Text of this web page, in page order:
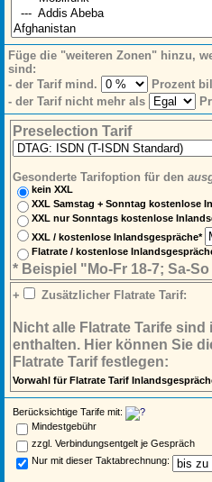
Füge die "weiteren Zonen" hinzu,
sind:
- der Tarif mind.
Prozent
- der Tarif nicht mehr als
Preselection Tarif
Gesonderte Tarifoption für den
kein XXL
XXL Samstag + Sonntag kostenlose
XXL nur Sonntags kostenlose
XXL / kostenlose Inlandsgespräche*
Flatrate / kostenlose
* Beispiel "Mo-Fr 18-7; Sa-
+ Zusätzlicher Flatrate Tarif:
Nicht alle Flatrate Tarife
enthalten. Hier können Sie
Flatrate Tarif festlegen:
Vorwahl für Flatrate Tarif
Berücksichtige Tarife mit:
Mindestgebühr
zzgl. Verbindungsentgelt je Gespräch
Nur mit dieser Taktabrechnung: